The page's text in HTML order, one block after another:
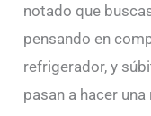
notado que
pensando en
refrigerador, y
pasan a hacer